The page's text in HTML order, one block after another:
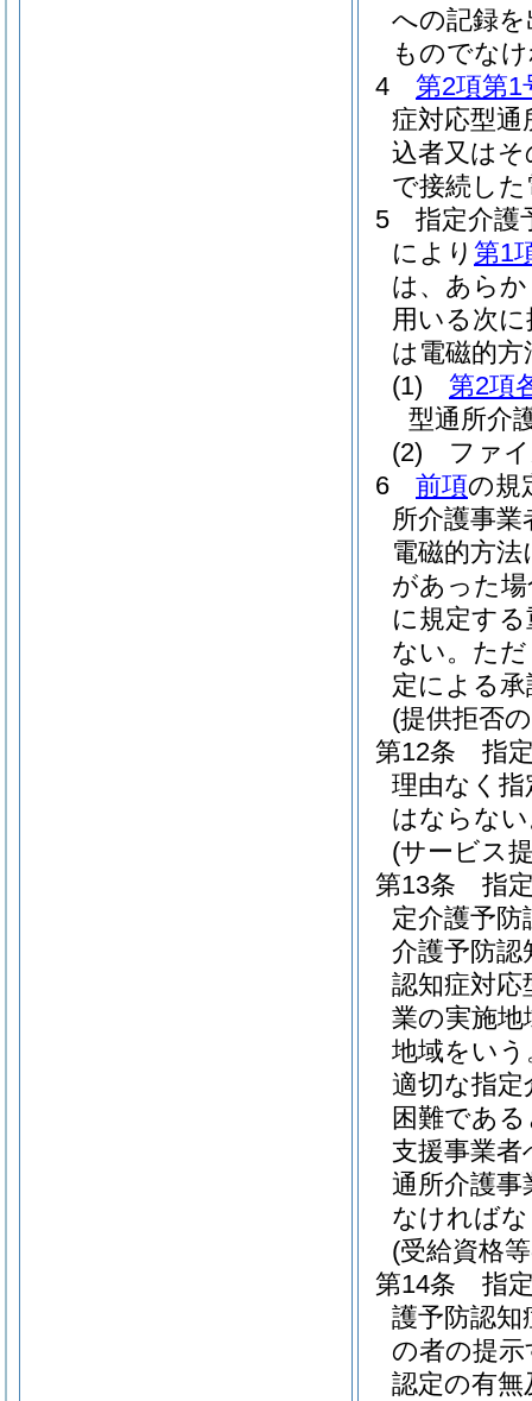
への記録
ものでな
4
第2項第1
症対応型通
込者又は
で接続し
5
指定介護
により 第1
は、あら
用いる次
は電磁的
(1)
第2項
型通所介
(2)
ファ
6
前項の規
所介護事
電磁的方
があった
に規定す
ない。 た
定による
(提供拒否
第12条
指
理由なく指
はならな
(サービス
第13条
指
定介護予防
介護予防認
認知症対応
業の実施地
地域をい
適切な指
困難であ
支援事業者
通所介護
なければ
(受給資格
第14条
指
護予防認
の者の提
認定の有